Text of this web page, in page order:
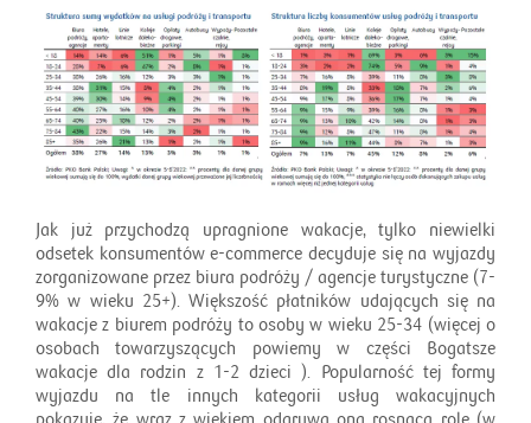
Jak już przychodzą upragnione wakacje, tylko niewielki
odsetek konsumentów e-commerce decyduje się na wyjazdy
zorganizowane przez biura podróży / agencje turystyczne (7-
9% w wieku 25+). Większość płatników udających się na
wakacje z biurem podróży to osoby w wieku 25-34 (więcej o
osobach towarzyszących powiemy w części Bogatsze
wakacje dla rodzin z 1-2 dzieci ). Popularność tej formy
wyjazdu na tle innych kategorii usług wakacyjnych